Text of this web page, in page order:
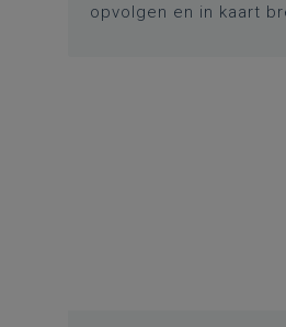
opvolgen en in kaart